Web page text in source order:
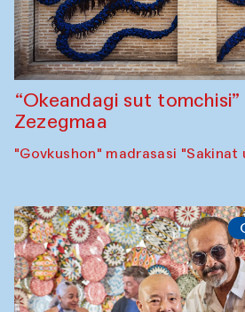
“Okeandagi sut
Zezegmaa
"Govkushon" madrasasi "Sakinat